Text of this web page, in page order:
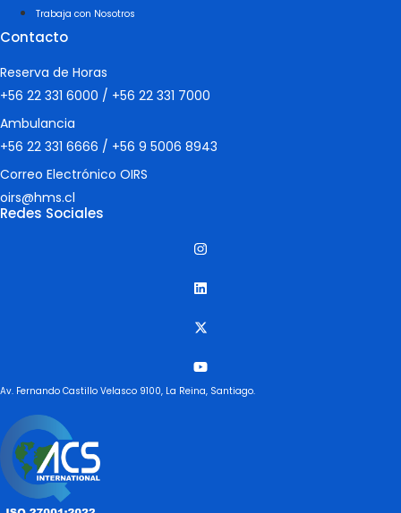
Trabaja con Nosotros
Contacto
Reserva de Horas
+56 22 331 6000 / +56 22 331 7000
Ambulancia
+56 22 331 6666 / +56 9 5006 8943
Correo Electrónico OIRS
oirs@hms.cl
Redes Sociales
Av. Fernando Castillo Velasco 9100, La Reina, Santiago.